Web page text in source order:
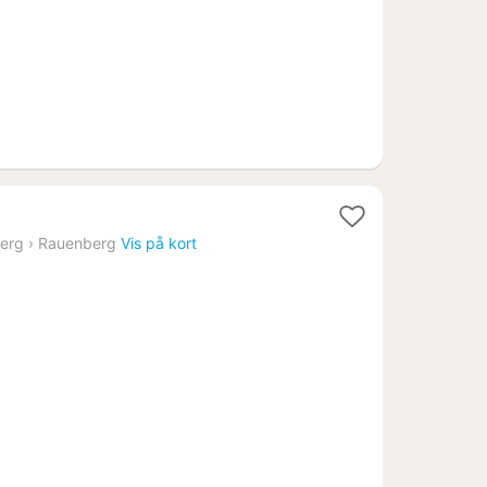
› Rauenberg Vis på kort